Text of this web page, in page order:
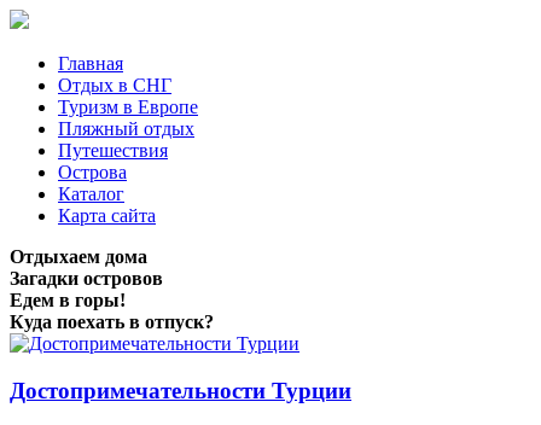
Главная
Отдых в СНГ
Туризм в Европе
Пляжный отдых
Путешествия
Острова
Каталог
Карта сайта
Отдыхаем дома
Загадки островов
Едем в горы!
Куда поехать в отпуск?
Достопримечательности Турции